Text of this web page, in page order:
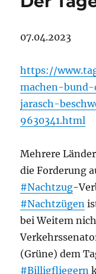
07.04.2023
https://
machen-
jarasch-
9630341.html
Mehrere
die Forderung
#Nachtzug-
#Nachtzügen
bei Weitem
(Grüne) dem
#Billigfliegern